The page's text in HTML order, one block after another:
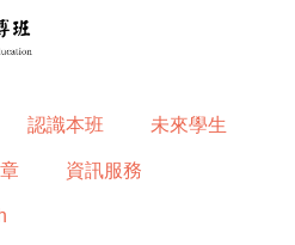
認識本班 未來學生
資訊服務